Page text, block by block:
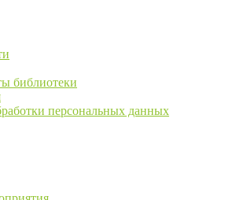
библиотеки
персональных данных